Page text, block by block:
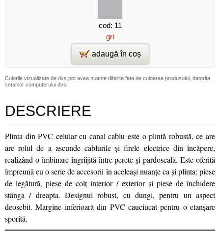
cod: 11
gri
adaugă în coș
Culorile vizualizate de dvs pot avea nuante diferite fata de culoarea produsului, datorita
setarilor computerului dvs.
DESCRIERE
Plinta din PVC celular cu canal cablu este o plintă robustă, ce are
are rolul de a ascunde cablurile şi firele electrice din încăpere,
realizând o îmbinare îngriijită între perete şi pardoseală. Este oferită
împreună cu o serie de accesorii în aceleaşi nuanţe ca şi plinta: piese
de legătură, piese de colţ interior / exterior şi piese de închidere
stânga / dreapta. Designul robust, cu dungi, pentru un aspect
deosebit. Margine inferioară din PVC cauciucat pentru o etanşare
sporită.